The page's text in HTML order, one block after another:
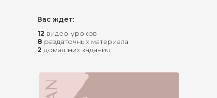
Вас ждет:
12 видео-уроков
8 раздаточных материала
2 домашних задания